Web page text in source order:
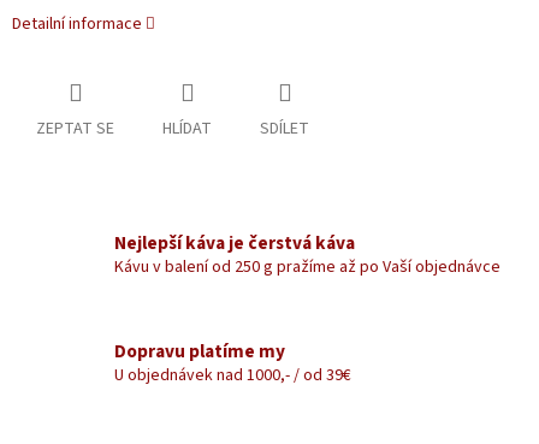
Detailní informace
ZEPTAT SE HLÍDAT SDÍLET
Nejlepší káva je čerstvá káva
Kávu v balení od 250 g pražíme až po Vaší objednávce
Dopravu platíme my
U objednávek nad 1000,- / od 39€